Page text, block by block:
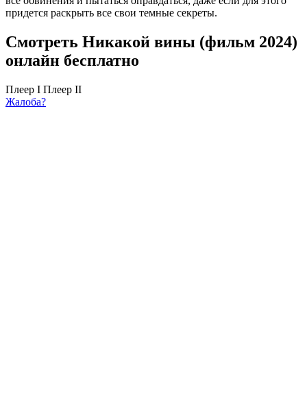
придется раскрыть все свои темные секреты.
Смотреть Никакой вины (фильм 2024)
онлайн бесплатно
Плеер I Плеер II
Жалоба?